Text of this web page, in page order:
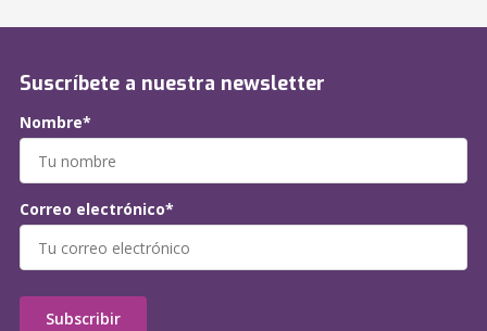
Suscríbete a nuestra newsletter
Nombre*
Correo electrónico*
Subscribir